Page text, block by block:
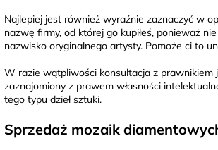
Najlepiej jest również wyraźnie zaznaczyć w
nazwę firmy, od której go kupiłeś, ponieważ
nazwisko oryginalnego artysty. Pomoże ci to
W razie wątpliwości konsultacja z prawnikiem
zaznajomiony z prawem własności
tego typu dzieł sztuki.
Sprzedaż mozaik